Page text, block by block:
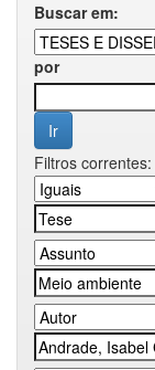
Buscar em:
por
Filtros correntes: